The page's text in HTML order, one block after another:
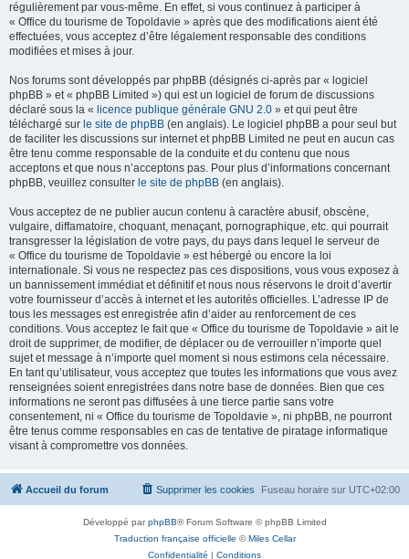
régulièrement par vous-même. En effet, si vous continuez à participer à
« Office du tourisme de Topoldavie » après que des modifications aient été
effectuées, vous acceptez d’être légalement responsable des conditions
modifiées et mises à jour.
Nos forums sont développés par phpBB (désignés ci-après par « logiciel
phpBB » et « phpBB Limited ») qui est un logiciel de forum de discussions
déclaré sous la « licence publique générale GNU 2.0 » et qui peut être
téléchargé sur le site de phpBB (en anglais). Le logiciel phpBB a pour seul but
de faciliter les discussions sur internet et phpBB Limited ne peut en aucun cas
être tenu comme responsable de la conduite et du contenu que nous
acceptons et que nous n’acceptons pas. Pour plus d’informations concernant
phpBB, veuillez consulter le site de phpBB (en anglais).
Vous acceptez de ne publier aucun contenu à caractère abusif, obscène,
vulgaire, diffamatoire, choquant, menaçant, pornographique, etc. qui pourrait
transgresser la législation de votre pays, du pays dans lequel le serveur de
« Office du tourisme de Topoldavie » est hébergé ou encore la loi
internationale. Si vous ne respectez pas ces dispositions, vous vous exposez à
un bannissement immédiat et définitif et nous nous réservons le droit d’avertir
votre fournisseur d’accès à internet et les autorités officielles. L’adresse IP de
tous les messages est enregistrée afin d’aider au renforcement de ces
conditions. Vous acceptez le fait que « Office du tourisme de Topoldavie » ait le
droit de supprimer, de modifier, de déplacer ou de verrouiller n’importe quel
sujet et message à n’importe quel moment si nous estimons cela nécessaire.
En tant qu’utilisateur, vous acceptez que toutes les informations que vous avez
renseignées soient enregistrées dans notre base de données. Bien que ces
informations ne seront pas diffusées à une tierce partie sans votre
consentement, ni « Office du tourisme de Topoldavie », ni phpBB, ne pourront
être tenus comme responsables en cas de tentative de piratage informatique
visant à compromettre vos données.
Accueil du forum Fuseau horaire sur UTC+02:00
Supprimer les cookies
Développé parphpBB® Forum Software © phpBB Limited
Traduction française officielle ©Miles Cellar
Confidentialité | Conditions